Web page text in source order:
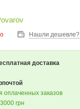
Нашли дешевле?
доставка
оплаченных заказов
грн